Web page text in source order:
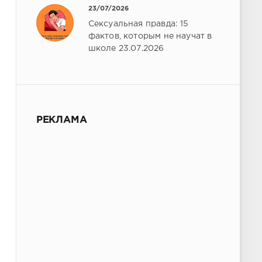
23/07/2026
Сексуальная правда: 15
фактов, которым не научат в
школе 23.07.2026
РЕКЛАМА